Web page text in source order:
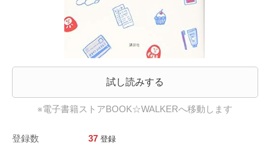
試し読みする
※電子書籍ストアBOOK☆WALKERへ移動します
登録数 37 登録